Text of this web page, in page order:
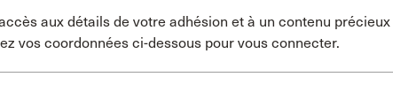
aux détails de votre adhésion et à un contenu
vos coordonnées ci-dessous pour vous connecter.